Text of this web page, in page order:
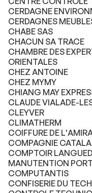
CERDAGNE
CERDAGNES
CHABE SAS
CHACUN SA TRACE
CHAMBRE DES
ORIENTALES
CHEZ ANTOINE
CHEZ MYMY
CHIANG MAY
CLAUDE VIALADE-
CLEYVER
CLIMATHERM
COIFFURE DE
COMPAGNIE
COMPTOIR
MANUTENTION
COMPUTANTIS
CONFISERIE DU